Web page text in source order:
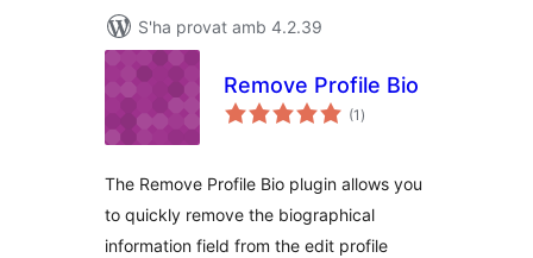
S'ha provat amb 4.2.39
Remove Profile Bio
(1 puntuacions
totals
)
The Remove Profile Bio plugin allows you
to quickly remove the biographical
information field from the edit profile